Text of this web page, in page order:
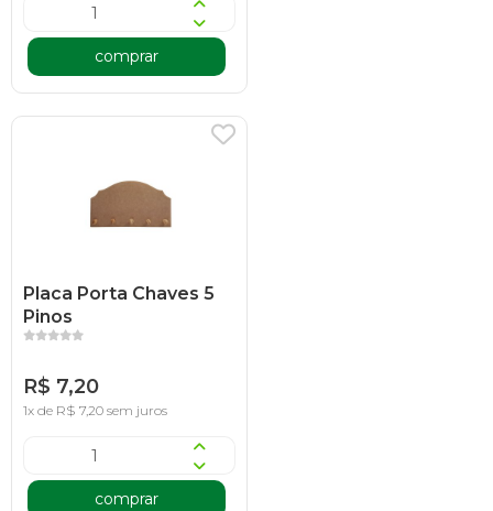
comprar
Placa Porta Chaves 5
Pinos
R$ 7,20
1x de R$ 7,20 sem juros
comprar